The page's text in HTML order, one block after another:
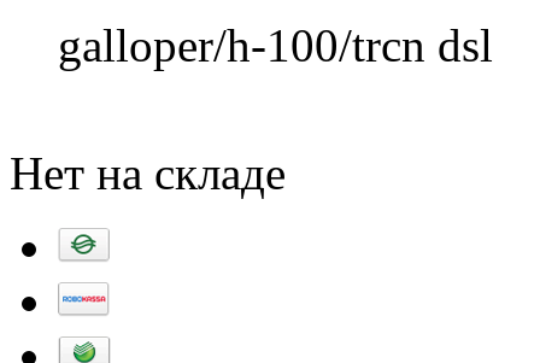
galloper/h-100/trcn dsl
Нет на складе